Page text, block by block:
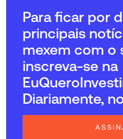
Para ficar por
principais
mexem com o
inscreva-se na
Diariamente,